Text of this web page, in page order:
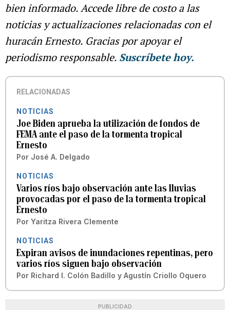
bien informado. Accede libre de costo a las
noticias y actualizaciones relacionadas con el
huracán Ernesto. Gracias por apoyar el
periodismo responsable. Suscríbete hoy.
RELACIONADAS
NOTICIAS
Joe Biden aprueba la utilización de fondos de
FEMA ante el paso de la tormenta tropical
Ernesto
Por José A. Delgado
NOTICIAS
Varios ríos bajo observación ante las lluvias
provocadas por el paso de la tormenta tropical
Ernesto
Por Yaritza Rivera Clemente
NOTICIAS
Expiran avisos de inundaciones repentinas, pero
varios ríos siguen bajo observación
Por Richard I. Colón Badillo y Agustín Criollo Oquero
PUBLICIDAD